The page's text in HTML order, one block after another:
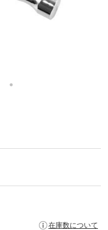
在庫数について